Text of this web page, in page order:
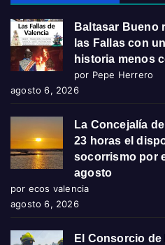
Baltasar Bueno
las Fallas con
historia menos
por Pepe Herrero
agosto 6, 2026
La Concejalía
23 horas el
socorrismo por
agosto
por ecos valencia
agosto 6, 2026
El Consorcio